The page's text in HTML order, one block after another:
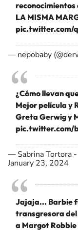
reconocimientos
LA MISMA
pic.twitter.com/
— nepobaby
¿Cómo llevan
Mejor película y
Greta Gerwig y
pic.twitter.com/
— Sabrina Tortora -
January 23, 2024
Jajaja... Barbie
transgresora
a Margot